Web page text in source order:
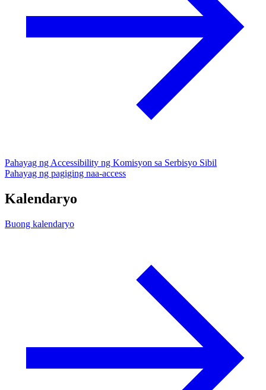
Pahayag ng Accessibility ng Komisyon sa Serbisyo Sibil
Pahayag ng pagiging naa-access
Kalendaryo
Buong kalendaryo